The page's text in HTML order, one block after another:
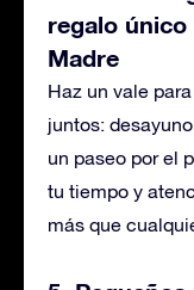
regalo único
Madre
Haz un vale
juntos:
un paseo por el
tu tiempo y
más que